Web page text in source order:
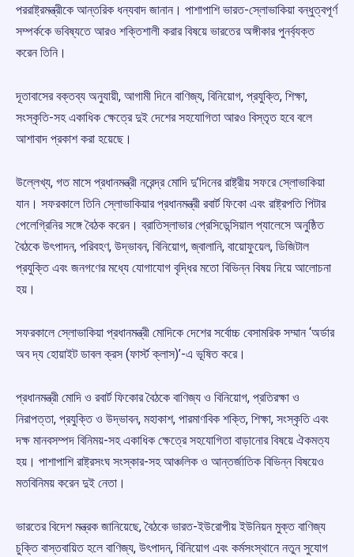
পররাষ্ট্রমন্ত্রীকে আন্তরিক ধন্যবাদ জানান। পাশাপাশি ভারত-স্লোভাকিয়া বন্ধুত্বপূর্ণ
সম্পর্ককে ভবিষ্যতে আরও শক্তিশালী করার বিষয়ে ভারতের অঙ্গীকার পুনর্ব্যক্ত
করেন তিনি।
দূতাবাসের বক্তব্য অনুযায়ী, আগামী দিনে বাণিজ্য, বিনিয়োগ, প্রযুক্তি, শিক্ষা,
সংস্কৃতি-সহ একাধিক ক্ষেত্রে দুই দেশের সহযোগিতা আরও বিস্তৃত হবে বলে
আশাবাদ প্রকাশ করা হয়েছে।
উল্লেখ্য, গত মাসে প্রধানমন্ত্রী নরেন্দ্র মোদি দু’দিনের রাষ্ট্রীয় সফরে স্লোভাকিয়া
যান। সফরকালে তিনি স্লোভাকিয়ার প্রধানমন্ত্রী রবার্ট ফিকো এবং রাষ্ট্রপতি পিটার
পেলেগ্রিনির সঙ্গে বৈঠক করেন। ব্রাতিস্লাভার প্রেসিডেন্সিয়াল প্যালেসে অনুষ্ঠিত
বৈঠকে উৎপাদন, পরিবহণ, উদ্ভাবন, বিনিয়োগ, জ্বালানি, বায়োফুয়েল, ডিজিটাল
প্রযুক্তি এবং জনগণের মধ্যে যোগাযোগ বৃদ্ধির মতো বিভিন্ন বিষয় নিয়ে আলোচনা
হয়।
সফরকালে স্লোভাকিয়া প্রধানমন্ত্রী মোদিকে দেশের সর্বোচ্চ বেসামরিক সম্মান ‘অর্ডার
অব দ্য হোয়াইট ডাবল ক্রস (ফার্স্ট ক্লাস)’-এ ভূষিত করে।
প্রধানমন্ত্রী মোদি ও রবার্ট ফিকোর বৈঠকে বাণিজ্য ও বিনিয়োগ, প্রতিরক্ষা ও
নিরাপত্তা, প্রযুক্তি ও উদ্ভাবন, মহাকাশ, পারমাণবিক শক্তি, শিক্ষা, সংস্কৃতি এবং
দক্ষ মানবসম্পদ বিনিময়-সহ একাধিক ক্ষেত্রে সহযোগিতা বাড়ানোর বিষয়ে ঐকমত্য
হয়। পাশাপাশি রাষ্ট্রসংঘ সংস্কার-সহ আঞ্চলিক ও আন্তর্জাতিক বিভিন্ন বিষয়েও
মতবিনিময় করেন দুই নেতা।
ভারতের বিদেশ মন্ত্রক জানিয়েছে, বৈঠকে ভারত-ইউরোপীয় ইউনিয়ন মুক্ত বাণিজ্য
চুক্তি বাস্তবায়িত হলে বাণিজ্য, উৎপাদন, বিনিয়োগ এবং কর্মসংস্থানে নতুন সুযোগ